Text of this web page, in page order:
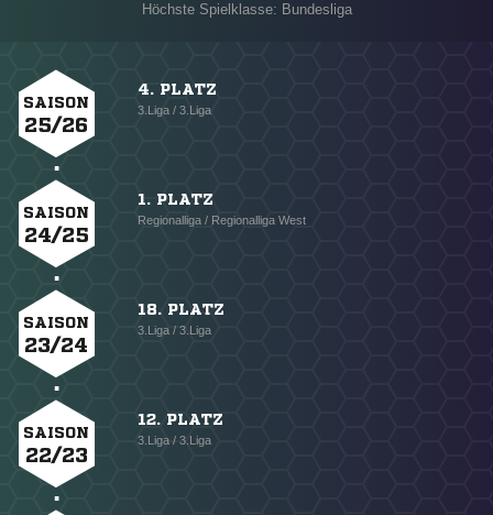
Höchste Spielklasse: Bundesliga
SAISON
25/26
4. PLATZ
3.Liga / 3.Liga
SAISON
24/25
1. PLATZ
Regionalliga / Regionalliga West
SAISON
23/24
18. PLATZ
3.Liga / 3.Liga
SAISON
22/23
12. PLATZ
3.Liga / 3.Liga